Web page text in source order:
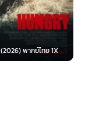
พากย์ไทย 1X